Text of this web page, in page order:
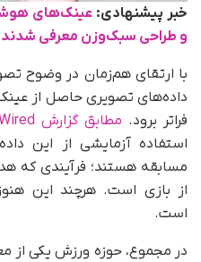
خبر پیشنهادی: عینک‌های
و طراحی سبک‌وزن معرفی شدند
با ارتقای هم‌زمان در وضوح
داده‌های تصویری حاصل از
فراتر برود. مطابق گزارش Wired
استفاده آزمایشی از این
مسابقه هستند؛ فرآیندی که
از بازی است. هرچند این
است.
در مجموع، حوزه ورزش یکی از